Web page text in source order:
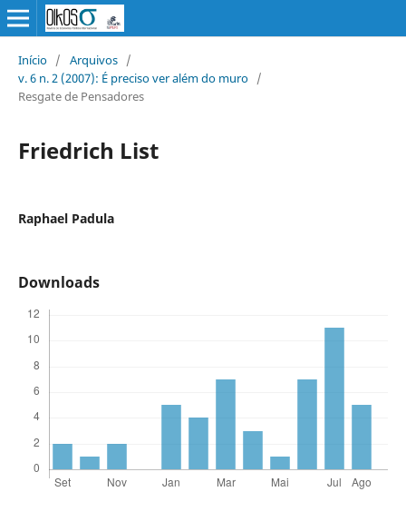
Início / Arquivos /
v. 6 n. 2 (2007): É preciso ver além do muro /
Resgate de Pensadores
Friedrich List
Raphael Padula
Downloads